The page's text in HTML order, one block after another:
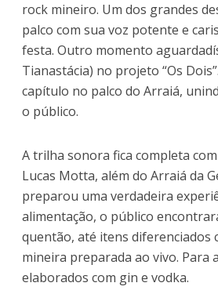
rock mineiro. Um dos grandes
palco com sua voz potente e
festa. Outro momento
Tianastácia) no projeto “Os
capítulo no palco do Arraiá,
o público.
A trilha sonora fica completa
Lucas Motta, além do Arraiá da
preparou uma verdadeira
alimentação, o público
quentão, até itens diferenciados
mineira preparada ao vivo. Para
elaborados com gin e vodka.